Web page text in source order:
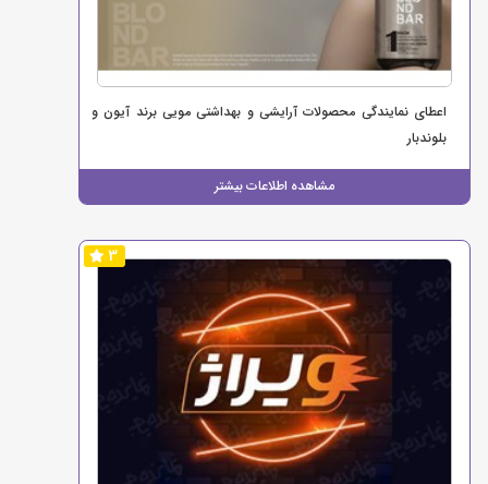
اعطای نمایندگی محصولات آرایشی و بهداشتی مویی برند آیون و
بلوندبار
مشاهده اطلاعات بیشتر
3